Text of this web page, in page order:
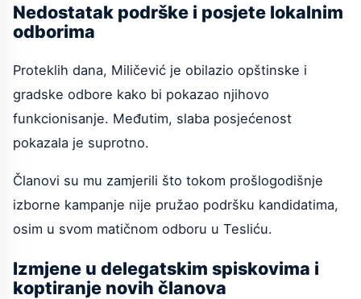
Nedostatak podrške i posjete lokalnim
odborima
Proteklih dana, Miličević je obilazio opštinske i
gradske odbore kako bi pokazao njihovo
funkcionisanje. Međutim, slaba posjećenost
pokazala je suprotno.
Članovi su mu zamjerili što tokom prošlogodišnje
izborne kampanje nije pružao podršku kandidatima,
osim u svom matičnom odboru u Tesliću.
Izmjene u delegatskim spiskovima i
koptiranje novih članova